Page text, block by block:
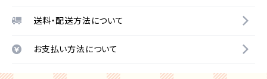
送料・配送方法について
お支払い方法について